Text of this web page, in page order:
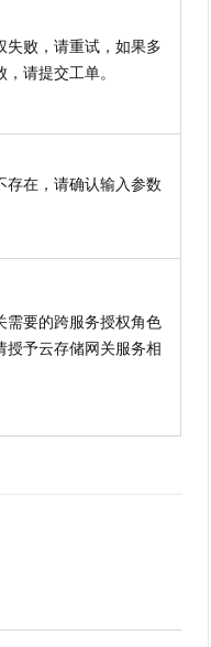
失败，请重试，如果多
请提交工单。
存在，请确认输入参数
需要的跨服务授权角色
授予云存储网关服务相